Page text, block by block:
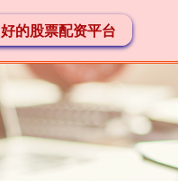
好的股票配资平台